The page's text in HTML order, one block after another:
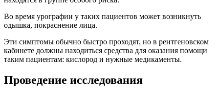
Во время урографии у таких пациентов может возникнуть
одышка, покраснение лица.
Эти симптомы обычно быстро проходят, но в рентгеновском
кабинете должны находиться средства для оказания помощи
таким пациентам: кислород и нужные медикаменты.
Проведение исследования